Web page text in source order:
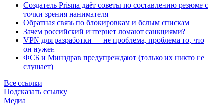
Создатель Prisma даёт советы по составлению резюме с
точки зрения нанимателя
Обратная связь по блокировкам и белым спискам
Зачем российский интернет ломают санкциями?
VPN для разработки — не проблема, проблема то, что
он нужен
ФСБ и Минздрав предупреждают (только их никто не
слушает)
Все ссылки
Подсказать ссылку
Медиа